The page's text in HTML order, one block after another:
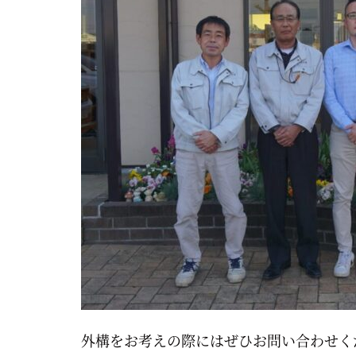
外構をお考えの際にはぜひお問い合わせ